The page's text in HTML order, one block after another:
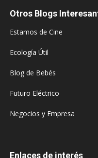
Otros Blogs
Estamos de Cine
Ecología Útil
Blog de Bebés
Futuro Eléctrico
Negocios y Empresa
Enlaces de interés